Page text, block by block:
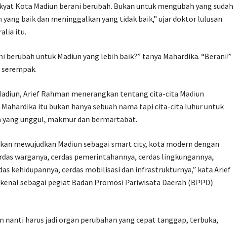
Kota Madiun berani berubah. Bukan untuk mengubah yang sudah
baik dan meninggalkan yang tidak baik,” ujar doktor lulusan
itu.
berubah untuk Madiun yang lebih baik?” tanya Mahardika. “Berani!”
Arief Rahman menerangkan tentang cita-cita Madiun
itu bukan hanya sebuah nama tapi cita-cita luhur untuk
yang unggul, makmur dan bermartabat.
mewujudkan Madiun sebagai smart city, kota modern dengan
warganya, cerdas pemerintahannya, cerdas lingkungannya,
kehidupannya, cerdas mobilisasi dan infrastrukturnya,” kata Arief
sebagai pegiat Badan Promosi Pariwisata Daerah (BPPD)
nanti harus jadi organ perubahan yang cepat tanggap, terbuka,